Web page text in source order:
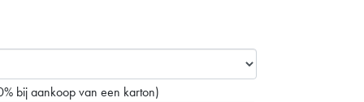
bij aankoop van een karton)